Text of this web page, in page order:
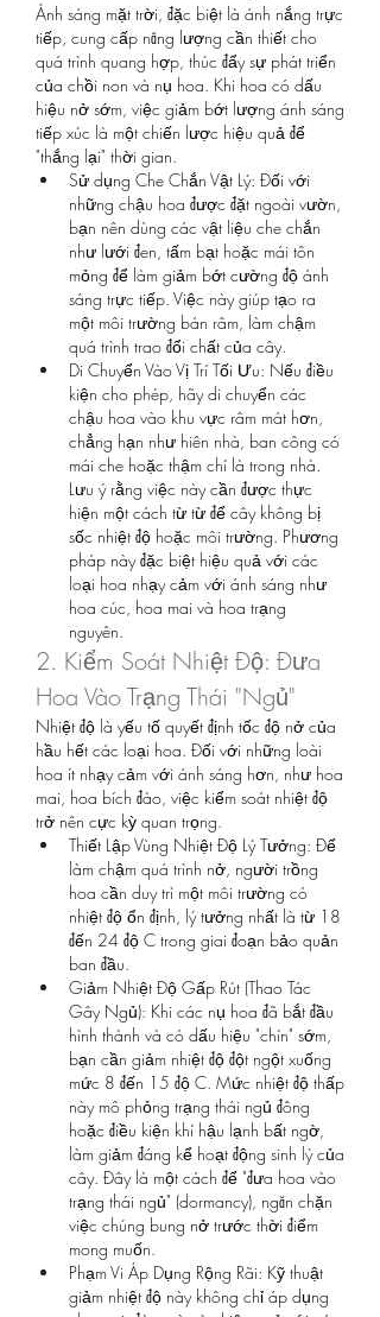
Ánh sáng mặt trời, đặc biệt là ánh nắng trực
tiếp, cung cấp năng lượng cần thiết cho
quá trình quang hợp, thúc đẩy sự phát triển
của chồi non và nụ hoa. Khi hoa có dấu
hiệu nở sớm, việc giảm bớt lượng ánh sáng
tiếp xúc là một chiến lược hiệu quả để
"thắng lại" thời gian.
Sử dụng Che Chắn Vật Lý: Đối với
những chậu hoa được đặt ngoài vườn,
bạn nên dùng các vật liệu che chắn
như lưới đen, tấm bạt hoặc mái tôn
mỏng để làm giảm bớt cường độ ánh
sáng trực tiếp. Việc này giúp tạo ra
một môi trường bán râm, làm chậm
quá trình trao đổi chất của cây.
Di Chuyển Vào Vị Trí Tối Ưu: Nếu điều
kiện cho phép, hãy di chuyển các
chậu hoa vào khu vực râm mát hơn,
chẳng hạn như hiên nhà, ban công có
mái che hoặc thậm chí là trong nhà.
Lưu ý rằng việc này cần được thực
hiện một cách từ từ để cây không bị
sốc nhiệt độ hoặc môi trường. Phương
pháp này đặc biệt hiệu quả với các
loại hoa nhạy cảm với ánh sáng như
hoa cúc, hoa mai và hoa trạng
nguyên.
2. Kiểm Soát Nhiệt Độ: Đưa
Hoa Vào Trạng Thái "Ngủ"
Nhiệt độ là yếu tố quyết định tốc độ nở của
hầu hết các loại hoa. Đối với những loài
hoa ít nhạy cảm với ánh sáng hơn, như hoa
mai, hoa bích đào, việc kiểm soát nhiệt độ
trở nên cực kỳ quan trọng.
Thiết Lập Vùng Nhiệt Độ Lý Tưởng: Để
làm chậm quá trình nở, người trồng
hoa cần duy trì một môi trường có
nhiệt độ ổn định, lý tưởng nhất là từ 18
đến 24 độ C trong giai đoạn bảo quản
ban đầu.
Giảm Nhiệt Độ Gấp Rút (Thao Tác
Gây Ngủ): Khi các nụ hoa đã bắt đầu
hình thành và có dấu hiệu "chín" sớm,
bạn cần giảm nhiệt độ đột ngột xuống
mức 8 đến 15 độ C. Mức nhiệt độ thấp
này mô phỏng trạng thái ngủ đông
hoặc điều kiện khí hậu lạnh bất ngờ,
làm giảm đáng kể hoạt động sinh lý của
cây. Đây là một cách để "đưa hoa vào
trạng thái ngủ" (dormancy), ngăn chặn
việc chúng bung nở trước thời điểm
mong muốn.
Phạm Vi Áp Dụng Rộng Rãi: Kỹ thuật
giảm nhiệt độ này không chỉ áp dụng